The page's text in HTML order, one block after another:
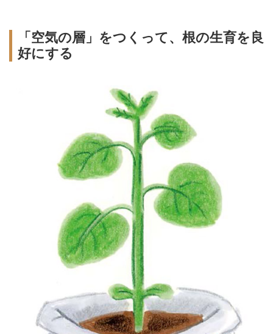
「空気の層」をつくって、根の生育を良
好にする